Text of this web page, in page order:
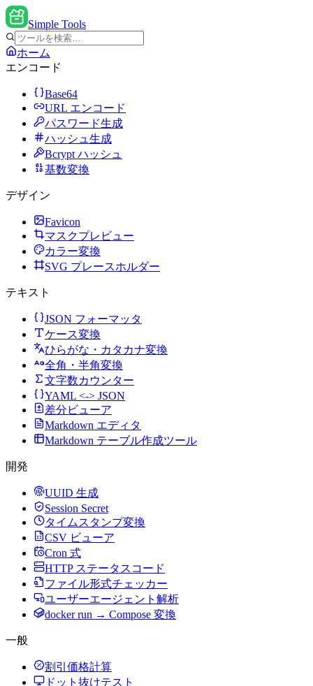
Simple Tools
ホーム
エンコード
Base64
URL エンコード
パスワード生成
ハッシュ生成
Bcrypt ハッシュ
基数変換
デザイン
Favicon
マスクプレビュー
カラー変換
SVG プレースホルダー
テキスト
JSON フォーマッタ
ケース変換
ひらがな・カタカナ変換
全角・半角変換
文字数カウンター
YAML <-> JSON
差分ビューア
Markdown エディタ
Markdown テーブル作成ツール
開発
UUID 生成
Session Secret
タイムスタンプ変換
CSV ビューア
Cron 式
HTTP ステータスコード
ファイル形式チェッカー
ユーザーエージェント解析
docker run → Compose 変換
一般
割引価格計算
ドット抜けテスト